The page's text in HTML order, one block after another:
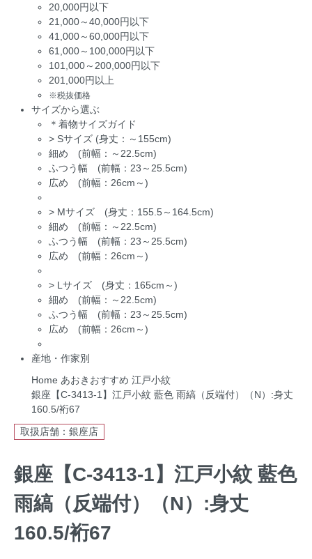
20,000円以下
21,000～40,000円以下
41,000～60,000円以下
61,000～100,000円以下
101,000～200,000円以下
201,000円以上
※税抜価格
サイズから選ぶ
＊着物サイズガイド
> Sサイズ (身丈：～155cm)
細め (前幅：～22.5cm)
ふつう幅 (前幅：23～25.5cm)
広め (前幅：26cm～)
> Mサイズ (身丈：155.5～164.5cm)
細め (前幅：～22.5cm)
ふつう幅 (前幅：23～25.5cm)
広め (前幅：26cm～)
> Lサイズ (身丈：165cm～)
細め (前幅：～22.5cm)
ふつう幅 (前幅：23～25.5cm)
広め (前幅：26cm～)
産地・作家別
Home あおきおすすめ 江戸小紋
銀座【C-3413-1】江戸小紋 藍色 雨縞（反端付）（N）:身丈
160.5/裄67
取扱店舗：銀座店
銀座【C-3413-1】江戸小紋 藍色
雨縞（反端付）（N）:身丈
160.5/裄67